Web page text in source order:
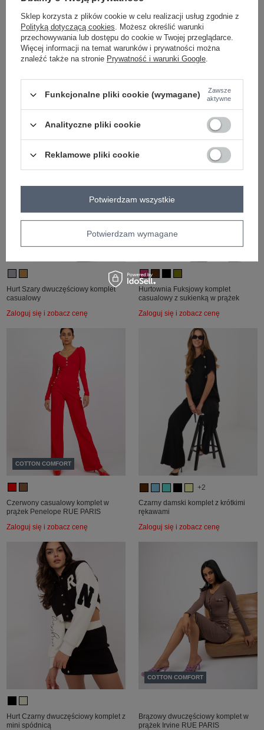
Zaloguj się i zobacz cenę
COTTON COMFORT
Zaloguj się i zobacz cenę
Hurt Szary dwuczęściowy komplet
casualowy
Zaloguj się i zobacz cenę
Hurtownia Fuksjowy komplet
casualowy z sukienką w prążek
Zaloguj się i zobacz cenę
COTTON COMFORT
Czerwony casualowy komplet w
prążek Penelope RUE PARIS
Zaloguj się i zobacz cenę
+2
Czarny damski komplet z krótkimi
rękawami
Zaloguj się i zobacz cenę
Hurt Czarny dwuczęściowy komplet z
mini spódnicą
COTTON COMFORT
Brązowy dwuczęściowy komplet w
prążek Irvine RUE PARIS
Sklep korzysta z plików cookie w celu realizacji usług zgodnie z
Polityką dotyczącą cookies. Możesz określić warunki
przechowywania lub dostępu do cookie w Twojej przeglądarce.
Więcej informacji na temat warunków i prywatności można
znaleźć także na stronie Prywatność i warunki Google.
Funkcjonalne pliki cookie (wymagane)
Zawsze
aktywne
Analityczne pliki cookie
Reklamowe pliki cookie
Potwierdzam wymagane
Potwierdzam wszystkie